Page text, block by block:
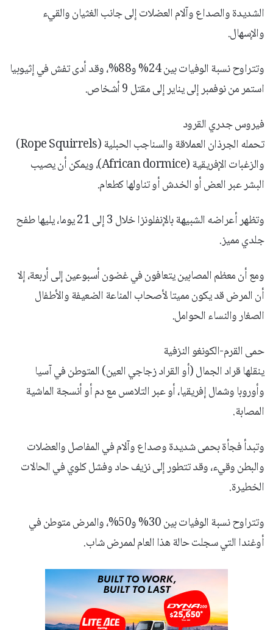
الشديدة والصداع وآلام العضلات إلى جانب الغثيان والقيء
والإسهال.
وتتراوح نسبة الوفيات بين 24% و88%، وقد أدى تفش في إثيوبيا
استمر من نوفمبر إلى يناير إلى مقتل 9 أشخاص.
فيروس جدري القرود
تحمله الجرذان العملاقة والسناجب الحبلية (Rope Squirrels)
والزغبات الإفريقية (African dormice)، ويمكن أن يصيب
البشر عبر العض أو الخدش أو تناولها كطعام.
وتظهر أعراضه الشبيهة بالإنفلونزا خلال 3 إلى 21 يوما، يليها طفح
جلدي مميز.
ومع أن معظم المصابين يتعافون في غضون أسبوعين إلى أربعة، إلا
أن المرض قد يكون مميتا لأصحاب المناعة الضعيفة والأطفال
الصغار والنساء الحوامل.
حمى القرم-الكونغو النزفية
ينقلها قراد الجمال (أو القراد زجاجي العين) المتوطن في آسيا
وأوروبا وشمال إفريقيا، أو عبر التلامس مع دم أو أنسجة الماشية
المصابة.
وتبدأ فجأة بحمى شديدة وصداع وآلام في المفاصل والعضلات
والبطن وقيء، وقد تتطور إلى نزيف حاد وفشل كلوي في الحالات
الخطيرة.
وتتراوح نسبة الوفيات بين 30% و50%، والمرض متوطن في
أوغندا التي سجلت حالة هذا العام لممرض شاب.